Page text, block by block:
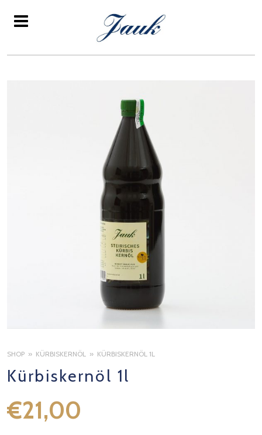
SHOP KÜRBISKERNÖL KÜRBISKERNÖL 1L
Kürbiskernöl 1l
€21,00